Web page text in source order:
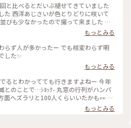
た 西洋あじさいが色とりどりに咲いて
びも少なかったので撮って来ました 裏
ます
もっとみる
らず人が多かったー でも相変わらず明
した✨
もっとみる
とのことで…ｼﾖｯｸ- 丸窓の行列がハンパ
面へズラリと100人くらいいたかも👀 装
素敵だったのでそりゃー撮りたくなりま
なかなか撮りづらいほどの人混み 急な方
もっとみる